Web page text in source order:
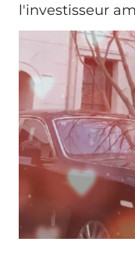
l'investisseur